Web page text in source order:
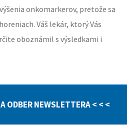
onkomarkerov, pretože sa
Váš lekár, ktorý Vás
oboznámil s výsledkami i
ODBER NEWSLETTERA < < <